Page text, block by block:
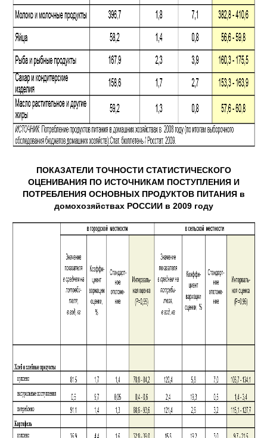
ПОКАЗАТЕЛИ ТОЧНОСТИ СТАТИСТИЧЕСКОГО
ОЦЕНИВАНИЯ ПО ИСТОЧНИКАМ ПОСТУПЛЕНИЯ И
ПОТРЕБЛЕНИЯ ОСНОВНЫХ ПРОДУКТОВ ПИТАНИЯ в
домохозяйствах РОССИИ в 2009 году